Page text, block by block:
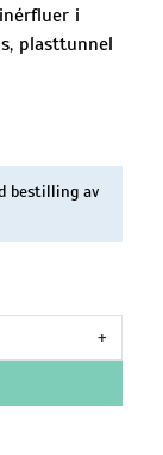
i
plasttunnel
bestilling av
+